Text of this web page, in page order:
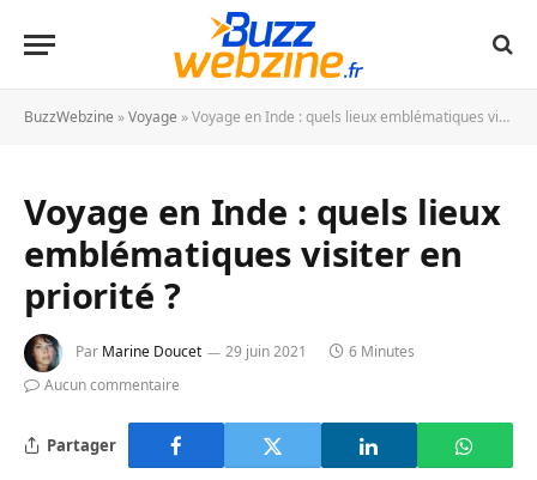
BuzzWebzine »Voyage »Voyage en Inde : quels lieux emblématiques visiter en priorité ?
Voyage en Inde : quels lieux
emblématiques visiter en
priorité ?
Par Marine Doucet 29 juin 2021
6 Minutes
Aucun commentaire
Partager